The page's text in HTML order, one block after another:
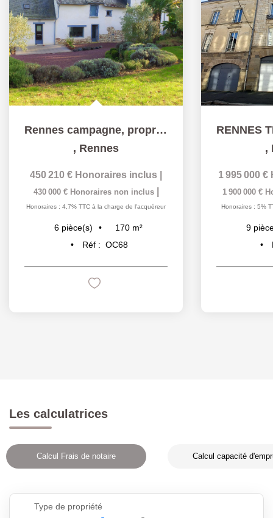
Rennes campagne, propriété de 170 m² habitables
, Rennes
450 210 € Honoraires inclus
430 000 € Honoraires non inclus
Honoraires : 4,7% TTC à la charge de l'acquéreur
6 pièce(s) 170 m²
Réf : OC68
,
1 995 000 €
1 900 000 €
Honoraires : 5%
9
Les calculatrices
Calcul Frais de notaire Calcul capacité